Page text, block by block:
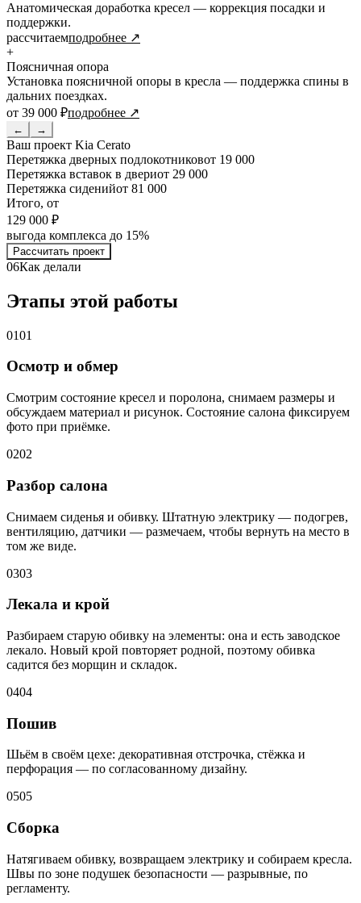
Анатомическая доработка кресел — коррекция посадки и
поддержки.
рассчитаемподробнее ↗
+
Поясничная опора
Установка поясничной опоры в кресла — поддержка спины в
дальних поездках.
от 39 000 ₽подробнее ↗
← →
Ваш проект Kia Cerato
Перетяжка дверных подлокотниковот 19 000
Перетяжка вставок в двериот 29 000
Перетяжка сиденийот 81 000
Итого, от
129 000 ₽
выгода комплекса до 15%
Рассчитать проект
06Как делали
Этапы этой работы
0101
Осмотр и обмер
Смотрим состояние кресел и поролона, снимаем размеры и
обсуждаем материал и рисунок. Состояние салона фиксируем
фото при приёмке.
0202
Разбор салона
Снимаем сиденья и обивку. Штатную электрику — подогрев,
вентиляцию, датчики — размечаем, чтобы вернуть на место в
том же виде.
0303
Лекала и крой
Разбираем старую обивку на элементы: она и есть заводское
лекало. Новый крой повторяет родной, поэтому обивка
садится без морщин и складок.
0404
Пошив
Шьём в своём цехе: декоративная отстрочка, стёжка и
перфорация — по согласованному дизайну.
0505
Сборка
Натягиваем обивку, возвращаем электрику и собираем кресла.
Швы по зоне подушек безопасности — разрывные, по
регламенту.